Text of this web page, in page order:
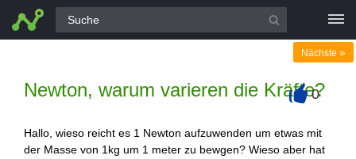
Alle Fragen
Newton, warum varieren die Kräfte?
Nächste »
0
Hallo, wieso reicht es 1 Newton aufzuwenden um etwas mit
der Masse von 1kg um 1 meter zu bewgen? Wieso aber hat